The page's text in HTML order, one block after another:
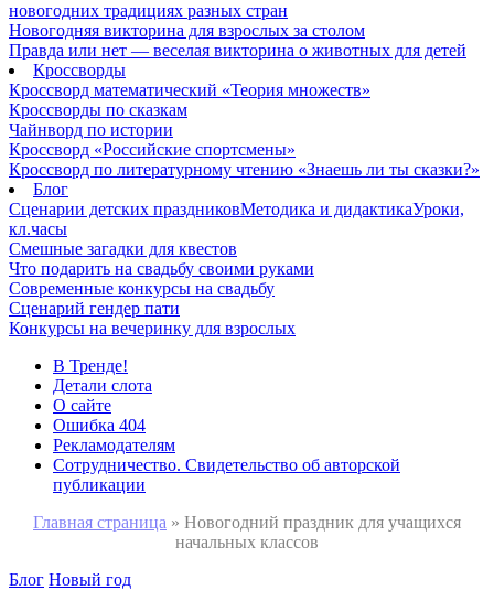
новогодних традициях разных стран
Новогодняя викторина для взрослых за столом
Правда или нет — веселая викторина о животных для детей
Кроссворды
Кроссворд математический «Теория множеств»
Кроссворды по сказкам
Чайнворд по истории
Кроссворд «Российские спортсмены»
Кроссворд по литературному чтению «Знаешь ли ты сказки?»
Блог
Сценарии детских праздниковМетодика и дидактикаУроки,
кл.часы
Смешные загадки для квестов
Что подарить на свадьбу своими руками
Современные конкурсы на свадьбу
Сценарий гендер пати
Конкурсы на вечеринку для взрослых
В Тренде!
Детали слота
О сайте
Ошибка 404
Рекламодателям
Сотрудничество. Свидетельство об авторской
публикации
Главная страница » Новогодний праздник для учащихся
начальных классов
Блог Новый год